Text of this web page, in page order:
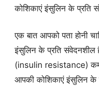
कोशिकाएं इंसुलिन के प्रति
एक बात आपको पता होनी
इंसुलिन के प्रति संवेदनशील
(insulin resistance) कम
आपकी कोशिकाएं इंसुलिन के